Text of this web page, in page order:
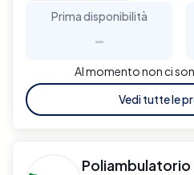
Prima disponibilità
-
Al momento non ci
Vedi tutte le